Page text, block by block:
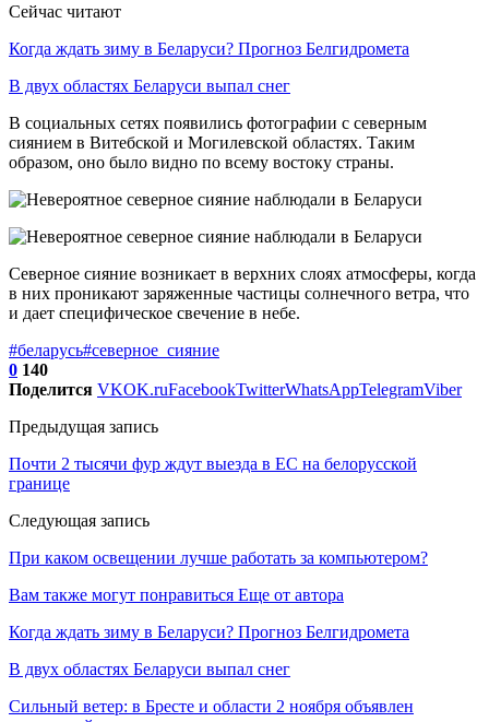
Сейчас читают
Когда ждать зиму в Беларуси? Прогноз Белгидромета
В двух областях Беларуси выпал снег
В социальных сетях появились фотографии с северным
сиянием в Витебской и Могилевской областях. Таким
образом, оно было видно по всему востоку страны.
Северное сияние возникает в верхних слоях атмосферы, когда
в них проникают заряженные частицы солнечного ветра, что
и дает специфическое свечение в небе.
#беларусь#северное_сияние
0 140
Поделится VKOK.ruFacebookTwitterWhatsAppTelegramViber
Предыдущая запись
Почти 2 тысячи фур ждут выезда в ЕС на белорусской
границе
Следующая запись
При каком освещении лучше работать за компьютером?
Вам также могут понравиться Еще от автора
Когда ждать зиму в Беларуси? Прогноз Белгидромета
В двух областях Беларуси выпал снег
Сильный ветер: в Бресте и области 2 ноября объявлен